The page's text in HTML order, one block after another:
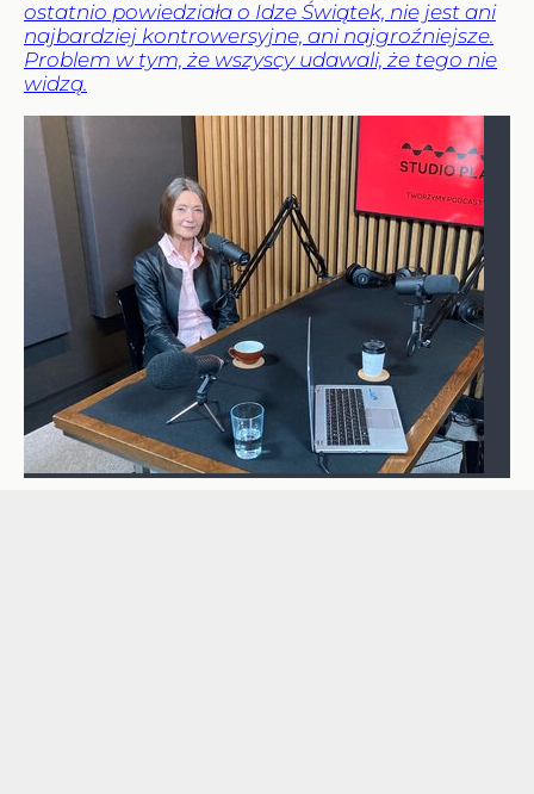
ostatnio powiedziała o Idze Świątek, nie jest ani
najbardziej kontrowersyjne, ani najgroźniejsze.
Problem w tym, że wszyscy udawali, że tego nie
widzą.